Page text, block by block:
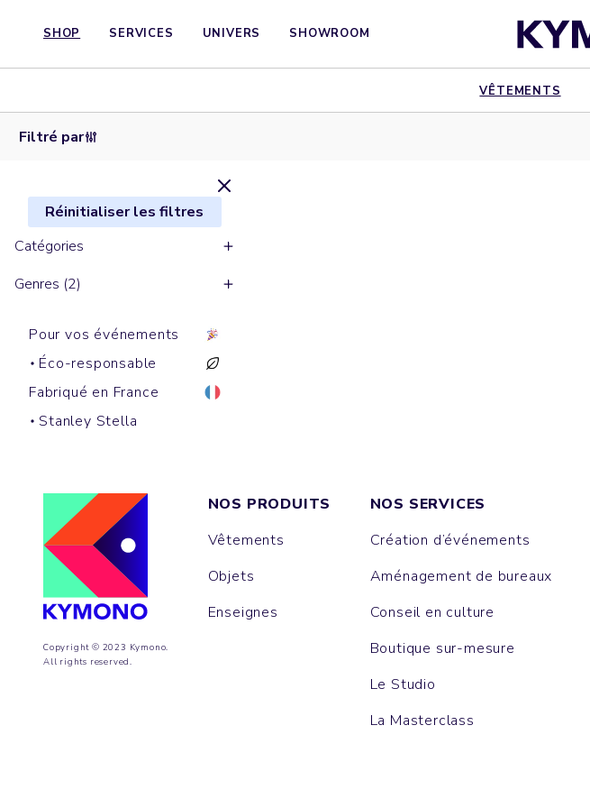
SHOP SERVICES UNIVERS SHOWROOM
VÊTEMENTS
Filtré par
Réinitialiser les filtres
Catégories
Genres (2)
Pour vos événements
Éco-responsable
Fabriqué en France
Stanley Stella
Sweats
ronds
zippés
capuche
Sweats
capuche
Sweats
ronds
Sweats
ronds
Copyright © 2023 Kymono.
All rights reserved.
NOS PRODUITS
Vêtements
Objets
Enseignes
NOS SERVICES
Création d’événements
Aménagement de bureaux
Conseil en culture
Boutique sur-mesure
Le Studio
La Masterclass